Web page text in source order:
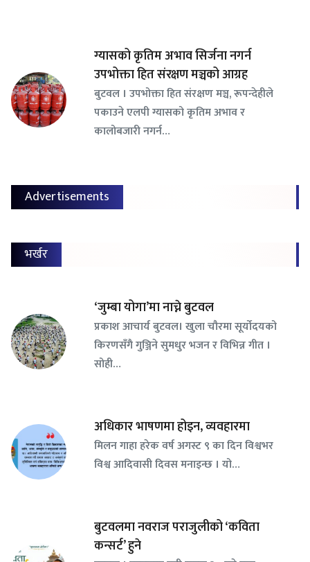
ग्यासको कृतिम अभाव सिर्जना नगर्न
उपभोक्ता हित संरक्षण मञ्चको आग्रह
बुटवल । उपभोक्ता हित संरक्षण मञ्च, रूपन्देहीले
पकाउने एलपी ग्यासको कृतिम अभाव र
कालोबजारी नगर्न…
Advertisements
भर्खर
‘जुम्बा योगा’मा नाच्ने बुटवल
प्रकाश आचार्य बुटवल। खुला चौरमा सूर्योदयको
किरणसँगै गुञ्जिने सुमधुर भजन र विभिन्न गीत ।
सोही…
अधिकार भाषणमा होइन, व्यवहारमा
मिलन गाहा हरेक वर्ष अगस्ट ९ का दिन विश्वभर
विश्व आदिवासी दिवस मनाइन्छ । यो…
बुटवलमा नवराज पराजुलीको ‘कविता
कन्सर्ट’ हुने